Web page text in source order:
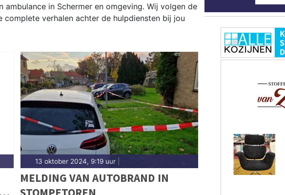
in Schermer en omgeving. Wij volgen de
verhalen achter de hulpdiensten bij jou
tot meldingen in de Schermer-polder, Driehuizen,
— wij brengen het nieuws.
13 oktober 2024, 9:19 uur|
MELDING VAN AUTOBRAND IN